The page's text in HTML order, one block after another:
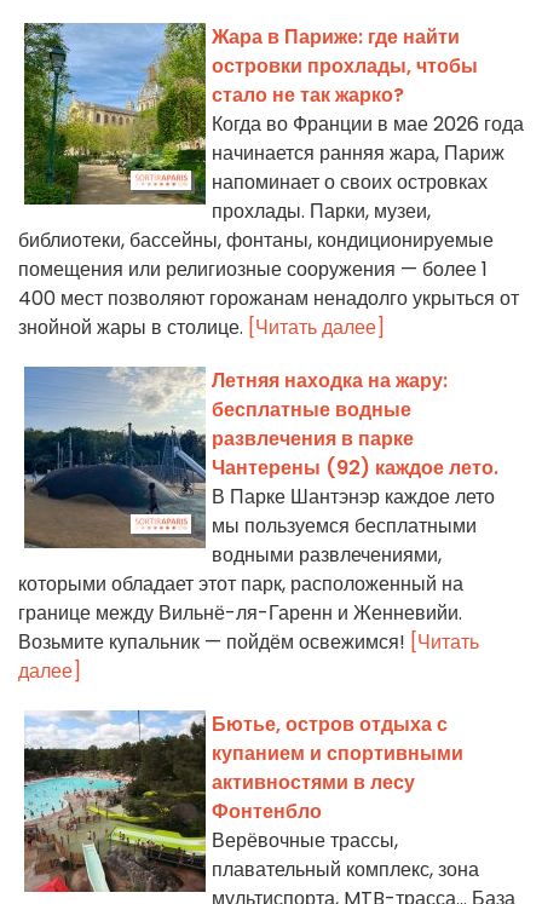
Жара в Париже: где найти
островки прохлады, чтобы
стало не так жарко?
Когда во Франции в мае 2026 года
начинается ранняя жара, Париж
напоминает о своих островках
прохлады. Парки, музеи,
библиотеки, бассейны, фонтаны, кондиционируемые
помещения или религиозные сооружения — более 1
400 мест позволяют горожанам ненадолго укрыться от
знойной жары в столице. [Читать далее]
Летняя находка на жару:
бесплатные водные
развлечения в парке
Чантерены (92) каждое лето.
В Парке Шантэнэр каждое лето
мы пользуемся бесплатными
водными развлечениями,
которыми обладает этот парк, расположенный на
границе между Вильнё-ля-Гаренн и Женневийи.
Возьмите купальник — пойдём освежимся! [Читать
далее]
Бютье, остров отдыха с
купанием и спортивными
активностями в лесу
Фонтенбло
Верёвочные трассы,
плавательный комплекс, зона